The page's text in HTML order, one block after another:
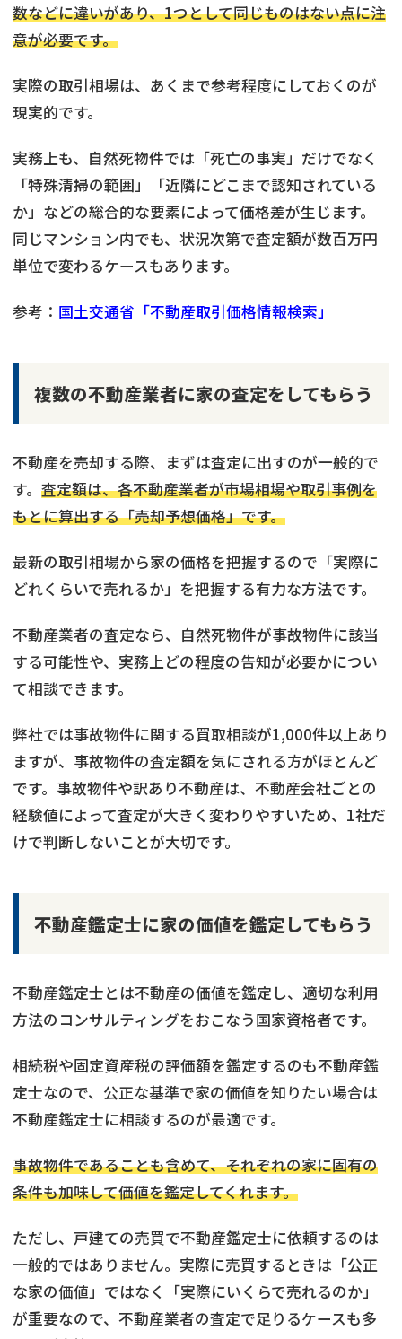
数などに違いがあり、1つとして同じものはない点に注
意が必要です。
実際の取引相場は、あくまで参考程度にしておくのが
現実的です。
実務上も、自然死物件では「死亡の事実」だけでなく
「特殊清掃の範囲」「近隣にどこまで認知されている
か」などの総合的な要素によって価格差が生じます。
同じマンション内でも、状況次第で査定額が数百万円
単位で変わるケースもあります。
参考： 国土交通省「不動産取引価格情報検索」
複数の不動産業者に家の査定をしてもらう
不動産を売却する際、まずは査定に出すのが一般的で
す。 査定額は、各不動産業者が市場相場や取引事例を
もとに算出する「売却予想価格」です。
最新の取引相場から家の価格を把握するので「実際に
どれくらいで売れるか」を把握する有力な方法です。
不動産業者の査定なら、自然死物件が事故物件に該当
する可能性や、実務上どの程度の告知が必要かについ
て相談できます。
弊社では事故物件に関する買取相談が1,000件以上あり
ますが、事故物件の査定額を気にされる方がほとんど
です。事故物件や訳あり不動産は、不動産会社ごとの
経験値によって査定が大きく変わりやすいため、1社だ
けで判断しないことが大切です。
不動産鑑定士に家の価値を鑑定してもらう
不動産鑑定士とは不動産の価値を鑑定し、適切な利用
方法のコンサルティングをおこなう国家資格者です。
相続税や固定資産税の評価額を鑑定するのも不動産鑑
定士なので、公正な基準で家の価値を知りたい場合は
不動産鑑定士に相談するのが最適です。
事故物件であることも含めて、それぞれの家に固有の
条件も加味して価値を鑑定してくれます。
ただし、戸建ての売買で不動産鑑定士に依頼するのは
一般的ではありません。実際に売買するときは「公正
な家の価値」ではなく「実際にいくらで売れるのか」
が重要なので、不動産業者の査定で足りるケースも多